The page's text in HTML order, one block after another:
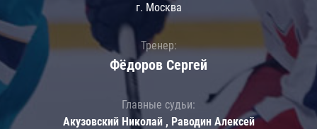
г. Москва
Тренер:
Фёдоров Сергей
Главные судьи:
Акузовский Николай , Раводин Алексей